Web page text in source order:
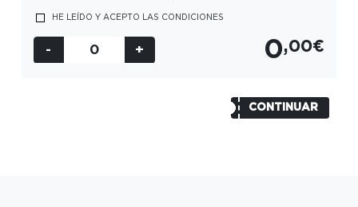
HE LEÍDO Y ACEPTO LAS CONDICIONES
- 0 + 0,00€
SESIÓN
Selecciona sesión
CONTINUAR